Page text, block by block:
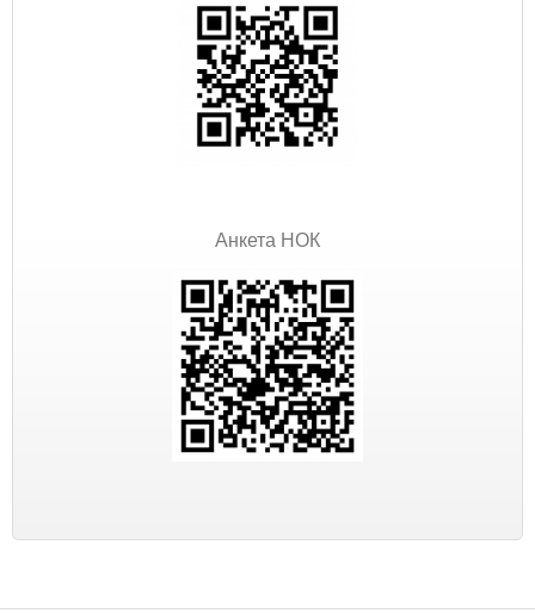
Анкета НОК